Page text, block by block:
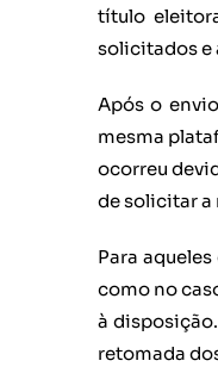
título
solicitados e
Após o
mesma
ocorreu
de solicitar
Para
como no
à
retomada